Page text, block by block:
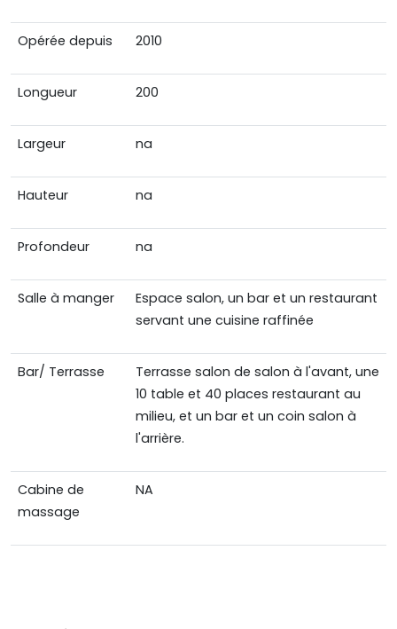
Opérée depuis 2010
Longueur 200
Largeur na
Hauteur na
Profondeur na
Salle à manger
Espace salon, un bar et un restaurant
servant une cuisine raffinée
Bar/ Terrasse
Terrasse salon de salon à l'avant, une
10 table et 40 places restaurant au
milieu, et un bar et un coin salon à
l'arrière.
Cabine de
massage
NA